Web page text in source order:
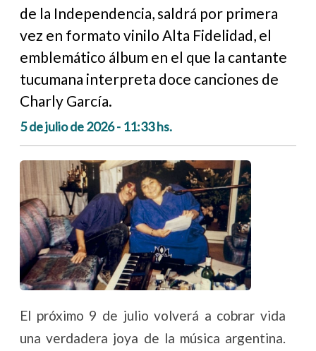
de la Independencia, saldrá por primera
vez en formato vinilo Alta Fidelidad, el
emblemático álbum en el que la cantante
tucumana interpreta doce canciones de
Charly García.
5 de julio de 2026 - 11:33 hs.
El próximo 9 de julio volverá a cobrar vida
una verdadera joya de la música argentina.